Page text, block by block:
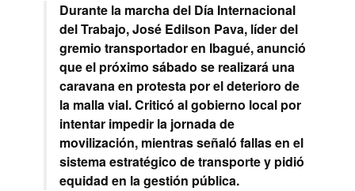
Durante la marcha del Día Internacional
del Trabajo, José Edilson Pava, líder del
gremio transportador en Ibagué, anunció
que el próximo sábado se realizará una
caravana en protesta por el deterioro de
la malla vial. Criticó al gobierno local por
intentar impedir la jornada de
movilización, mientras señaló fallas en el
sistema estratégico de transporte y pidió
equidad en la gestión pública.